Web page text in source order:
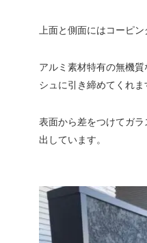
上面と側面にはコーピ
アルミ素材特有の無機
シュに引き締めてくれま
表面から差をつけてガ
出しています。